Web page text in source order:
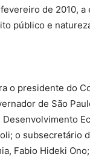
de 2010,
público e
o presidente do
de São
o subsecretário
Fabio Hideki